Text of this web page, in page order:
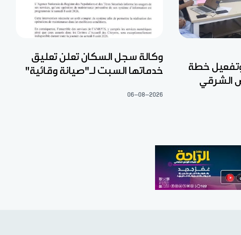
وتفعيل خطة
الشرقي
وكالة سجل السكان تعلن تعليق
خدماتها السبت لـ"صيانة وقائية"
06-08-2026